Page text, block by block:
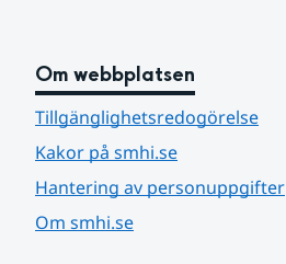
Om webbplatsen
Tillgänglighetsredogörelse
Kakor på smhi.se
Hantering av personuppgifter
Om smhi.se